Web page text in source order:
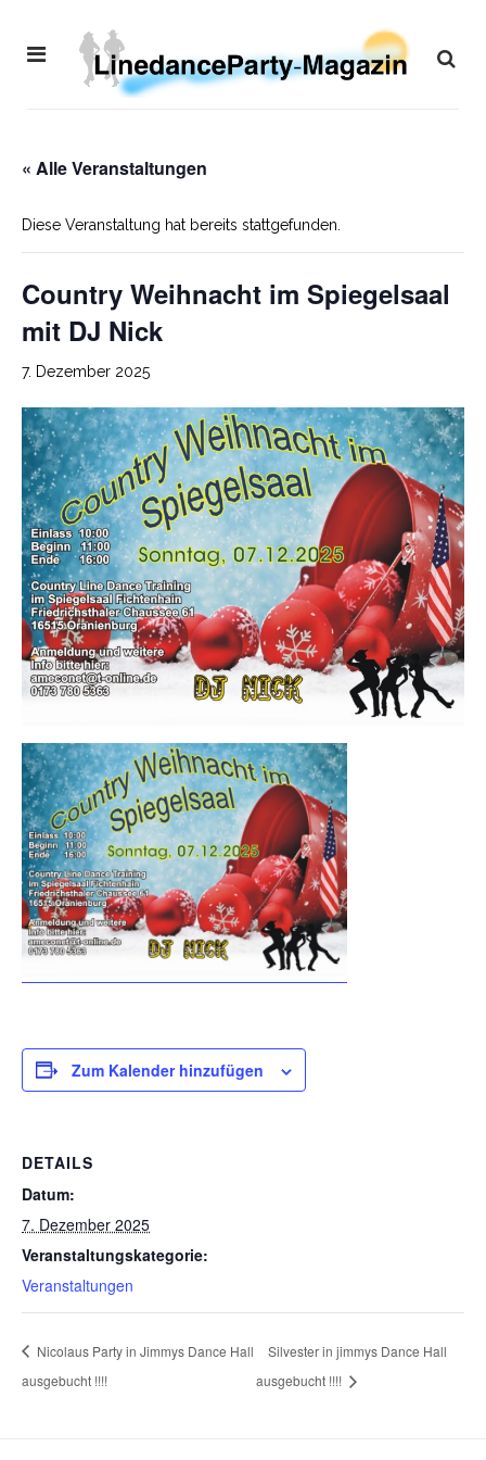
« Alle Veranstaltungen
Diese Veranstaltung hat bereits stattgefunden.
Country Weihnacht im Spiegelsaal
mit DJ Nick
7. Dezember 2025
Zum Kalender hinzufügen
DETAILS
Datum:
7. Dezember 2025
Veranstaltungskategorie:
Veranstaltungen
Nicolaus Party in Jimmys Dance Hall
ausgebucht !!!!
Silvester in jimmys Dance Hall
ausgebucht !!!!